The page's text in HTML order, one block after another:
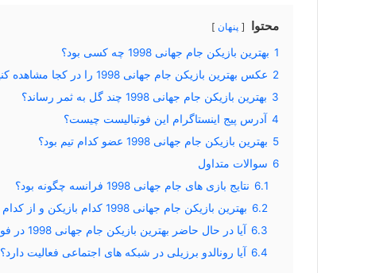
محتوا پنهان
1 بهترین بازیکن جام جهانی 1998 چه کسی بود؟
2 عکس بهترین بازیکن جام جهانی 1998 را در کجا مشاهده کنیم؟
3 بهترین بازیکن جام جهانی 1998 چند گل به ثمر رساند؟
4 آدرس پیج اینستاگرام این فوتبالیست چیست؟
5 بهترین بازیکن جام جهانی 1998 عضو کدام تیم بود؟
6 سوالات متداول
6.1 نتایج بازی های جام جهانی 1998 فرانسه چگونه بود؟
6.2 بهترین بازیکن جام جهانی 1998 کدام بازیکن و از کدام تیم ملی بود؟
6.3 آیا در حال حاضر بهترین بازیکن جام جهانی 1998 در فوتبال بازی می کند؟
6.4 آیا رونالدو برزیلی در شبکه های اجتماعی فعالیت دارد؟